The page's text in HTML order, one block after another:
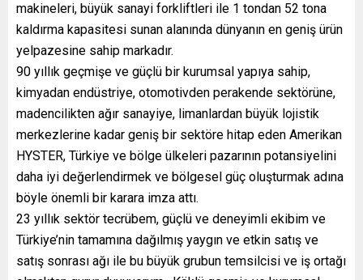
makineleri, büyük sanayi forkliftleri ile 1 tondan 52 tona
kaldırma kapasitesi sunan alanında dünyanın en geniş ürün
yelpazesine sahip markadır.
90 yıllık geçmişe ve güçlü bir kurumsal yapıya sahip,
kimyadan endüstriye, otomotivden perakende sektörüne,
madencilikten ağır sanayiye, limanlardan büyük lojistik
merkezlerine kadar geniş bir sektöre hitap eden Amerikan
HYSTER, Türkiye ve bölge ülkeleri pazarının potansiyelini
daha iyi değerlendirmek ve bölgesel güç oluşturmak adına
böyle önemli bir karara imza attı.
23 yıllık sektör tecrübem, güçlü ve deneyimli ekibim ve
Türkiye’nin tamamına dağılmış yaygın ve etkin satış ve
satış sonrası ağı ile bu büyük grubun temsilcisi ve iş ortağı